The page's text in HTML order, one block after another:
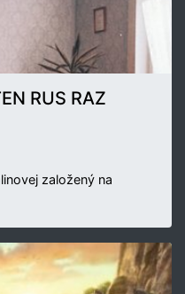
RUS RAZ
založený na